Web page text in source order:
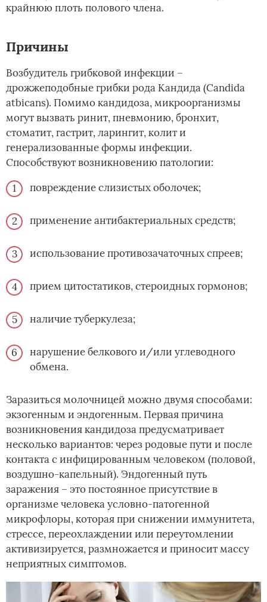
крайнюю плоть полового члена.
Причины
Возбудитель грибковой инфекции –
дрожжеподобные грибки рода Кандида (Candida
atbicans). Помимо кандидоза, микроорганизмы
могут вызвать ринит, пневмонию, бронхит,
стоматит, гастрит, ларингит, колит и
генерализованные формы инфекции.
Способствуют возникновению патологии:
повреждение слизистых оболочек;
применение антибактериальных средств;
использование противозачаточных спреев;
прием цитостатиков, стероидных гормонов;
наличие туберкулеза;
нарушение белкового и/или углеводного
обмена.
Заразиться молочницей можно двумя способами:
экзогенным и эндогенным. Первая причина
возникновения кандидоза предусматривает
несколько вариантов: через родовые пути и после
контакта с инфицированным человеком (половой,
воздушно-капельный). Эндогенный путь
заражения – это постоянное присутствие в
организме человека условно-патогенной
микрофлоры, которая при снижении иммунитета,
стрессе, переохлаждении или переутомлении
активизируется, размножается и приносит массу
неприятных симптомов.